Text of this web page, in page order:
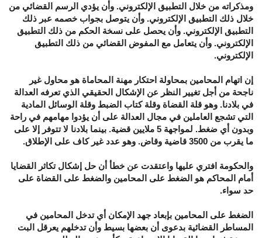
ومذكراته من خلال التطبيق الإلكتروني. وأن يؤدي الرسم القضائي من
خلال ذلك التطبيق الإلكتروني. وأن يتوصل بجواب خصمه عبر ذلك
التطبيق الإلكتروني. وأن يحصل على نسخة الحكم من ذلك التطبيق
الإلكتروني. وأن يتعامل مع المفوض القضائي من ذلك التطبيق
الإلكتروني.
إن اتهام المحامين بمحاولة احتكار مهنة المحاماة هو محاول غير
ناجحة من أجل تغيير النظر عن الإشكال الحقيقي الذي تعرفه العدالة
في بلادنا. وهو قلة القضاة وقلة كتاب الضبط وقلة الوسائل المادية
التي تشجع العاملين في مجال العدالة على أن يؤدوا مهامهم في راحة
وبدون أي ضغط. لمواجهة 5 ملايين قضية. بينما بلادنا لا تتوفر إلا على
ما يقرب من 3500 قاضية وقاض. وهو عدد غير كاف على الإطلاق.
والحكومة افتري عليها واعتقدت عن خطأ أن حل إشكال تكاثر القضايا
أمام المحاكم هو الضغط على المحامين والضغط على القضاة على
حد سواء.
الضغط على المحامين بإبعاد جهد الإمكان أي تدخل المحامين في
المساطر القضائية بدعوى أن بعضها بسيط وأن تدخلهم يعرقل البت